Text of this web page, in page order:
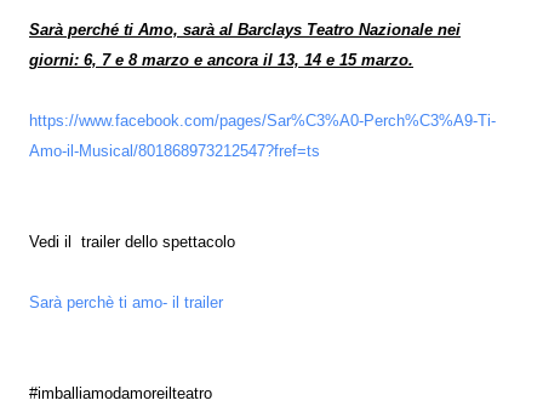
Sarà perché ti Amo, sarà al Barclays Teatro Nazionale nei
giorni: 6, 7 e 8 marzo e ancora il 13, 14 e 15 marzo.
https://www.facebook.com/pages/Sar%C3%A0-Perch%C3%A9-Ti-
Amo-il-Musical/801868973212547?fref=ts
Vedi il trailer dello spettacolo
Sarà perchè ti amo- il trailer
#imballiamodamoreilteatro